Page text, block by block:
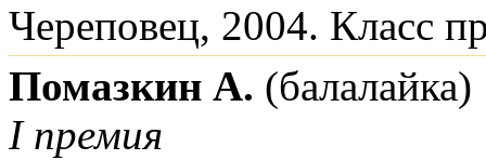
Череповец, 2004. Класс
Помазкин А. (балалайка)
I премия